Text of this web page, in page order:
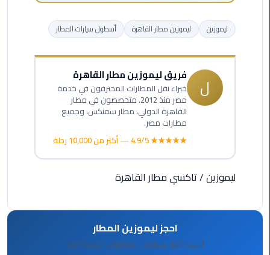
ليموزين
الاسكندريه
مطروح
القاهرة
ليموزين
ليموزين ليموزين مطار القاهرة أسطول سيارات المطار
ل فريق ليموزين مطار القاهرة
خبراء نقل المطارات المحترفون في خدمة
مصر منذ 2012. متخصصون في مطار
القاهرة الدولي، مطار سفنكس، وجميع
مطارات مصر.
★★★★★ 4.9/5 — أكثر من 10,000 رحلة
ليموزين/تاكسي مطار القاهرة
احجز ليموزين المطار
أسعار ثابتة، سائقون محترفون، خدمة 24/7